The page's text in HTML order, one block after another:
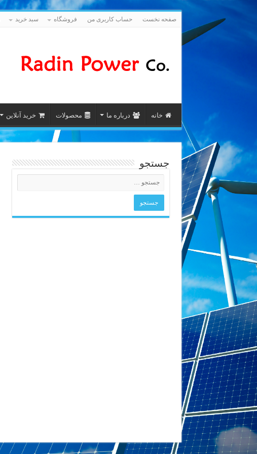
صفحه نخست حساب کاربری من فروشگاه سبد خرید
خانه درباره ما محصولات خرید آنلاین
جستجو